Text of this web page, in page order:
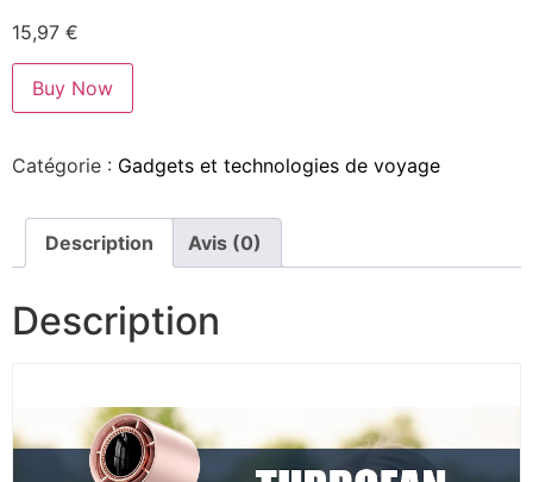
15,97 €
Buy Now
Catégorie : Gadgets et technologies de voyage
Description Avis (0)
Description